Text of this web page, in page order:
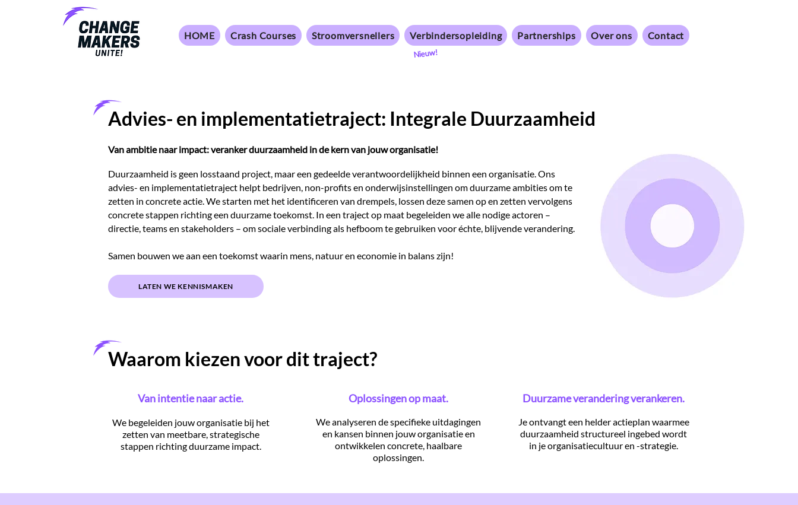
HOME Crash Courses Stroomversnellers Verbindersopleiding Partnerships Over ons Contact
Nieuw!
Advies- en implementatietraject: Integrale Duurzaamheid
Van ambitie naar impact: veranker duurzaamheid in de kern van jouw organisatie!​
Duurzaamheid is geen losstaand project, maar een gedeelde verantwoordelijkheid binnen een organisatie. Ons
advies- en implementatietraject helpt bedrijven, non-profits en onderwijsinstellingen om duurzame ambities om te
zetten in concrete actie. We starten met het identificeren van drempels, lossen deze samen op en zetten vervolgens
concrete stappen richting een duurzame toekomst. In een traject op maat begeleiden we alle nodige actoren –
directie, teams en stakeholders – om sociale verbinding als hefboom te gebruiken voor échte, blijvende verandering.
Samen bouwen we aan een toekomst waarin mens, natuur en economie in balans zijn!
LATEN WE KENNISMAKEN
Waarom kiezen voor dit traject?
Van intentie naar actie.
We begeleiden jouw organisatie bij het
zetten van meetbare, strategische
stappen richting duurzame impact.
Oplossingen op maat.
We analyseren de specifieke uitdagingen
en kansen binnen jouw organisatie en
ontwikkelen concrete, haalbare
oplossingen.
Duurzame verandering verankeren.
Je ontvangt een helder actieplan waarmee
duurzaamheid structureel ingebed wordt
in je organisatiecultuur en -strategie.